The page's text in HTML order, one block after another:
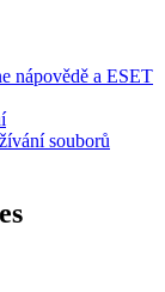
nápovědě a ESET
souborů